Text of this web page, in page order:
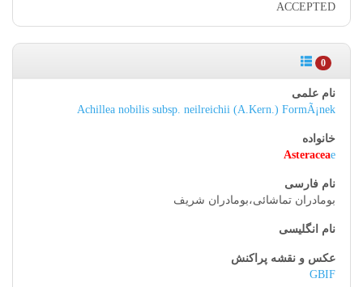
ACCEPTED
0
Achillea nobilis subsp. neilreichii (A.Kern.) FormÃ¡nek
Asteraceae
بومادران تماشائی،بومادران شریف
GBIF